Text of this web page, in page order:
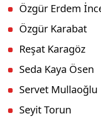
Özgür Erdem
Özgür Karabat
Reşat Karagöz
Seda Kaya Ösen
Servet Mullaoğlu
Seyit Torun